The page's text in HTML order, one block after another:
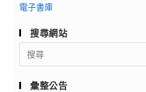
電子書庫
搜尋網站
Search
for:
彙整公告